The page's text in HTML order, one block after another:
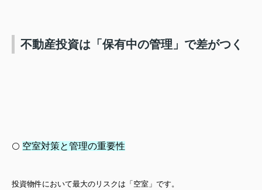
不動産投資は「保有中の管理」で差がつく
⚪️ 空室対策と管理の重要性
投資物件において最大のリスクは「空室」です。